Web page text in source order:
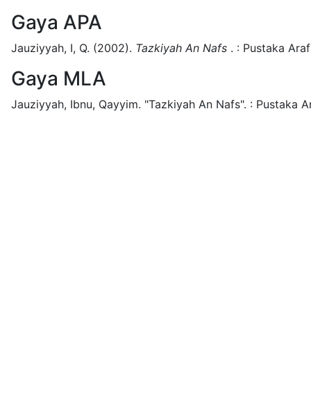
Gaya APA
Jauziyyah, I, Q. (2002). Tazkiyah An Nafs . : Pustaka
Gaya MLA
Jauziyyah, Ibnu, Qayyim. "Tazkiyah An Nafs". : Pustaka